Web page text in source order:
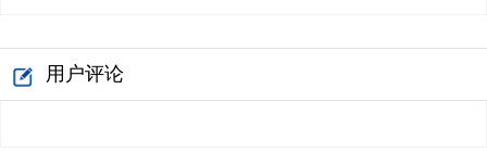
用户评论